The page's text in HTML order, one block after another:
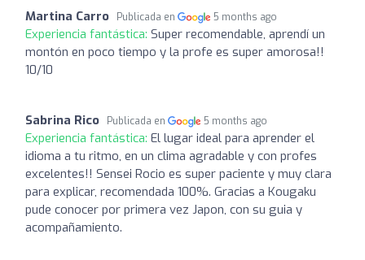
Martina Carro Publicada en 5 months ago
Experiencia fantástica: Super recomendable, aprendí un
montón en poco tiempo y la profe es super amorosa!!
10/10
Sabrina Rico Publicada en 5 months ago
Experiencia fantástica: El lugar ideal para aprender el
idioma a tu ritmo, en un clima agradable y con profes
excelentes!! Sensei Rocio es super paciente y muy clara
para explicar, recomendada 100%. Gracias a Kougaku
pude conocer por primera vez Japon, con su guia y
acompañamiento.